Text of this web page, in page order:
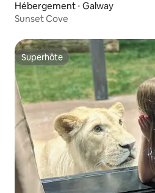
Hébergement ⋅ Galway
Sunset Cove
Superhôte
Superhôte